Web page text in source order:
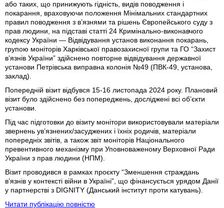
або таких, що принижують гідність, видів поводження і
покарання, враховуючи положення Мінімальних стандартних
правил поводження з в’язнями та рішень Європейського суду з
прав людини, на підставі статті 24 Кримінально-виконавчого
кодексу України — Відвідування установ виконання покарань,
групою моніторів Харківської правозахисної групи та ГО “Захист
в’язнів України” здійснено повторне відвідування державної
установи Петрівська виправна колонія №49 (ПВК-49, установа,
заклад).
Попередній візит відбувcя 15-16 листопада 2024 року. Плановий
візит було здійснено без попереджень, досліджені всі об’єкти
установи.
Під час підготовки до візиту монітори використовували матеріали
звернень ув’язнених/засуджених і їхніх родичів, матеріали
попередніх звітів, а також звіт моніторів Національного
превентивного механізму при Уповноваженому Верховної Ради
України з прав людини (НПМ).
Візит проводився в рамках проєкту “Зменшення страждань
в’язнів у контексті війни в Україні”, що фінансується урядом Данії
у партнерстві з DIGNITY (Данський інститут проти катувань).
Читати публікацію повністю